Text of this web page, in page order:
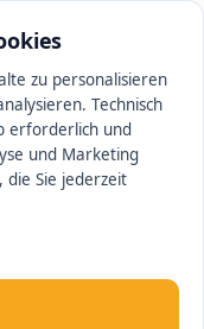
zu personalisieren
Technisch
erforderlich und
und Marketing
Sie jederzeit